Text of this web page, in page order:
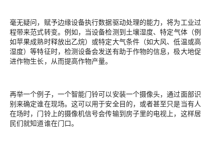
毫无疑问，赋予边缘设备执行数据驱动处理的能力，将为工业过
程带来范式转变。 例如，当设备检测到土壤湿度、特定气体（例
如苹果成熟时释放出乙烷）或特定大气条件（如大风、低温或高
湿度）等特征时，检测设备会发送有助于作物的信息，极大地促
进作物生长，从而提高作物产量。
再举一个例子，一个智能门铃可以安装一个摄像头，通过面部识
别来确定谁在现场。这可以用于安全目的，或者甚至只是当有人
在场时，门铃上的摄像机信号会传输到房子里的电视上，这样居
民们就知道谁在门口。